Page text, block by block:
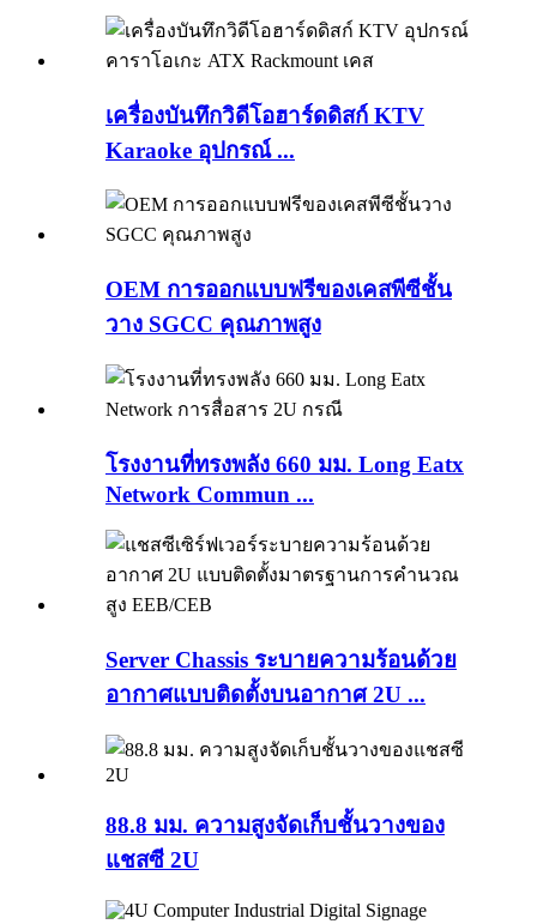
เครื่องบันทึกวิดีโอฮาร์ดดิสก์ KTV
Karaoke อุปกรณ์ ...
OEM การออกแบบฟรีของเคสพีซีชั้น
วาง SGCC คุณภาพสูง
โรงงานที่ทรงพลัง 660 มม. Long Eatx
Network Commun ...
Server Chassis ระบายความร้อนด้วย
อากาศแบบติดตั้งบนอากาศ 2U ...
88.8 มม. ความสูงจัดเก็บชั้นวางของ
แชสซี 2U